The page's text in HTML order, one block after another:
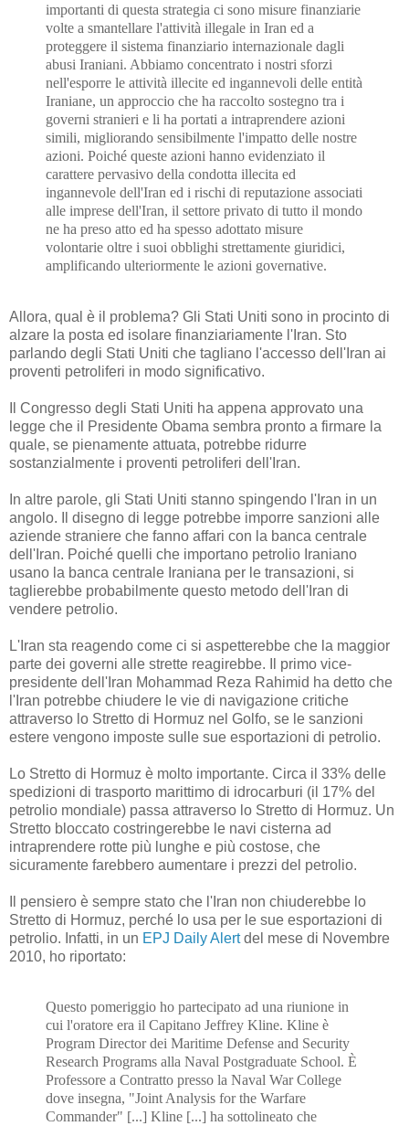
importanti di questa strategia ci sono misure finanziarie
volte a smantellare l'attività illegale in Iran ed a
proteggere il sistema finanziario internazionale dagli
abusi Iraniani. Abbiamo concentrato i nostri sforzi
nell'esporre le attività illecite ed ingannevoli delle entità
Iraniane, un approccio che ha raccolto sostegno tra i
governi stranieri e li ha portati a intraprendere azioni
simili, migliorando sensibilmente l'impatto delle nostre
azioni. Poiché queste azioni hanno evidenziato il
carattere pervasivo della condotta illecita ed
ingannevole dell'Iran ed i rischi di reputazione associati
alle imprese dell'Iran, il settore privato di tutto il mondo
ne ha preso atto ed ha spesso adottato misure
volontarie oltre i suoi obblighi strettamente giuridici,
amplificando ulteriormente le azioni governative.
Allora, qual è il problema? Gli Stati Uniti sono in procinto di
alzare la posta ed isolare finanziariamente l'Iran. Sto
parlando degli Stati Uniti che tagliano l'accesso dell'Iran ai
proventi petroliferi in modo significativo.
Il Congresso degli Stati Uniti ha appena approvato una
legge che il Presidente Obama sembra pronto a firmare la
quale, se pienamente attuata, potrebbe ridurre
sostanzialmente i proventi petroliferi dell'Iran.
In altre parole, gli Stati Uniti stanno spingendo l'Iran in un
angolo. Il disegno di legge potrebbe imporre sanzioni alle
aziende straniere che fanno affari con la banca centrale
dell'Iran. Poiché quelli che importano petrolio Iraniano
usano la banca centrale Iraniana per le transazioni, si
taglierebbe probabilmente questo metodo dell'Iran di
vendere petrolio.
L'Iran sta reagendo come ci si aspetterebbe che la maggior
parte dei governi alle strette reagirebbe. Il primo vice-
presidente dell'Iran Mohammad Reza Rahimid ha detto che
l'Iran potrebbe chiudere le vie di navigazione critiche
attraverso lo Stretto di Hormuz nel Golfo, se le sanzioni
estere vengono imposte sulle sue esportazioni di petrolio.
Lo Stretto di Hormuz è molto importante. Circa il 33% delle
spedizioni di trasporto marittimo di idrocarburi (il 17% del
petrolio mondiale) passa attraverso lo Stretto di Hormuz. Un
Stretto bloccato costringerebbe le navi cisterna ad
intraprendere rotte più lunghe e più costose, che
sicuramente farebbero aumentare i prezzi del petrolio.
Il pensiero è sempre stato che l'Iran non chiuderebbe lo
Stretto di Hormuz, perché lo usa per le sue esportazioni di
petrolio. Infatti, in un EPJ Daily Alertdel mese di Novembre
2010, ho riportato:
Questo pomeriggio ho partecipato ad una riunione in
cui l'oratore era il Capitano Jeffrey Kline. Kline è
Program Director dei Maritime Defense and Security
Research Programs alla Naval Postgraduate School. È
Professore a Contratto presso la Naval War College
dove insegna, "Joint Analysis for the Warfare
Commander" [...] Kline [...] ha sottolineato che